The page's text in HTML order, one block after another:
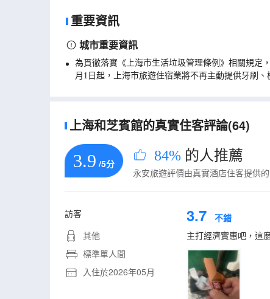
重要資訊
城市重要資訊
為貫徹落實《上海市生活垃圾管理條例》相關規定
月1日起，上海市旅遊住宿業將不再主動提供牙刷
上海和芝賓館的真實住客評論(64)
3.9 /5分 84% 的人推薦
永安旅遊評價由真實酒店住客提供的
訪客
其他
標準單人間
入住於2026年05月
3.7 不錯
主打經濟實惠吧，這